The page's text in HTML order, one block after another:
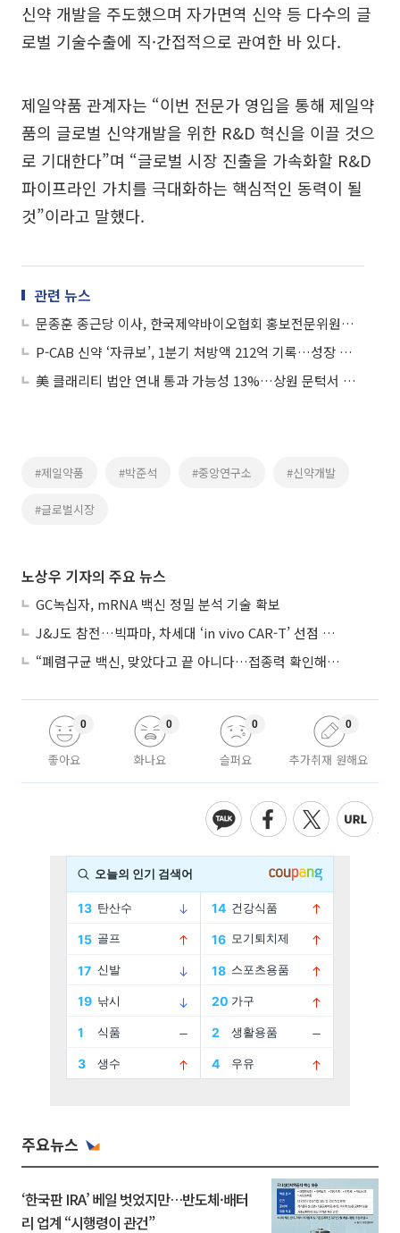
신약 개발을 주도했으며 자가면역 신약 등 다수의 글
로벌 기술수출에 직·간접적으로 관여한 바 있다.
제일약품 관계자는 “이번 전문가 영입을 통해 제일약
품의 글로벌 신약개발을 위한 R&D 혁신을 이끌 것으
로 기대한다”며 “글로벌 시장 진출을 가속화할 R&D
파이프라인 가치를 극대화하는 핵심적인 동력이 될
것”이라고 말했다.
관련 뉴스
문종훈 종근당 이사, 한국제약바이오협회 홍보전문위원장 선출
P-CAB 신약 ‘자큐보’, 1분기 처방액 212억 기록…성장 가속화
美 클래리티 법안 연내 통과 가능성 13%…상원 문턱서 제동
#제일약품 #박준석 #중앙연구소 #신약개발
#글로벌시장
노상우 기자의 주요 뉴스
GC녹십자, mRNA 백신 정밀 분석 기술 확보
J&J도 참전…빅파마, 차세대 ‘in vivo CAR-T’ 선점 경쟁 본격화
“폐렴구균 백신, 맞았다고 끝 아니다…접종력 확인해야”
좋아요
0
화나요
0
슬퍼요
0
추가취재 원해요
0
주요뉴스
‘한국판 IRA’ 베일 벗었지만…반도체·배터
리 업계 “시행령이 관건”